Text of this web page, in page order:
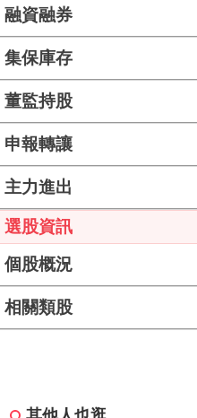
融資融券
集保庫存
董監持股
申報轉讓
主力進出
選股資訊
個股概況
相關類股